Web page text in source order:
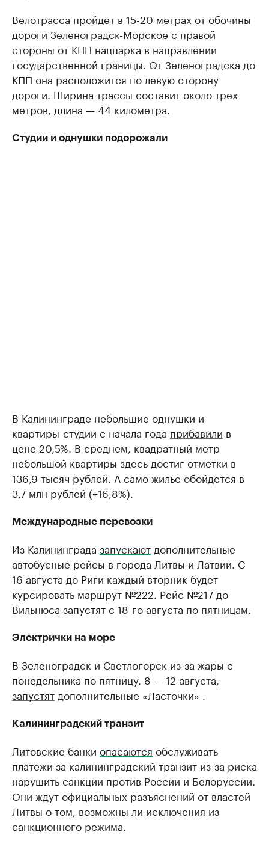
Велотрасса пройдет в 15-20 метрах от обочины
дороги Зеленоградск-Морское с правой
стороны от КПП нацпарка в направлении
государственной границы. От Зеленоградска до
КПП она расположится по левую сторону
дороги. Ширина трассы составит около трех
метров, длина — 44 километра.
Студии и однушки подорожали
В Калининграде небольшие однушки и
квартиры-студии с начала года прибавили в
цене 20,5%. В среднем, квадратный метр
небольшой квартиры здесь достиг отметки в
136,9 тысяч рублей. А само жилье обойдется в
3,7 млн рублей (+16,8%).
Международные перевозки
Из Калининграда запускают дополнительные
автобусные рейсы в города Литвы и Латвии. С
16 августа до Риги каждый вторник будет
курсировать маршрут №222. Рейс №217 до
Вильнюса запустят с 18-го августа по пятницам.
Электрички на море
В Зеленоградск и Светлогорск из-за жары с
понедельника по пятницу, 8 — 12 августа,
запустят дополнительные «Ласточки» .
Калининградский транзит
Литовские банки опасаются обслуживать
платежи за калининградский транзит из-за риска
нарушить санкции против России и Белоруссии.
Они ждут официальных разъяснений от властей
Литвы о том, возможны ли исключения из
санкционного режима.